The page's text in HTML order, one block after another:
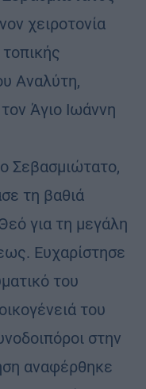
χειροτονία
Αναλύτη,
Άγιο Ιωάννη
Σεβασμιώτατο,
τη βαθιά
για τη μεγάλη
Ευχαρίστησε
του
του
στην
αναφέρθηκε